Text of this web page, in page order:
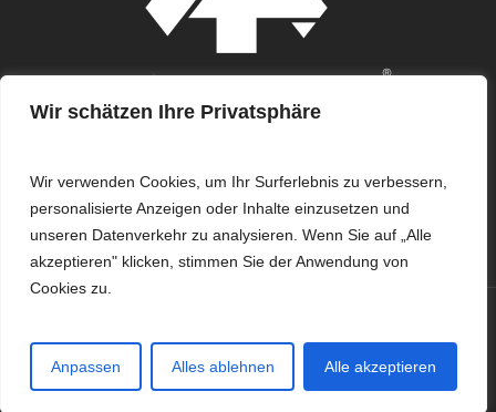
Wir schätzen Ihre Privatsphäre
Wir verwenden Cookies, um Ihr Surferlebnis zu verbessern,
personalisierte Anzeigen oder Inhalte einzusetzen und
unseren Datenverkehr zu analysieren. Wenn Sie auf „Alle
akzeptieren" klicken, stimmen Sie der Anwendung von
Cookies zu.
Anpassen Alles ablehnen Alle akzeptieren
facebookyoutube instagram